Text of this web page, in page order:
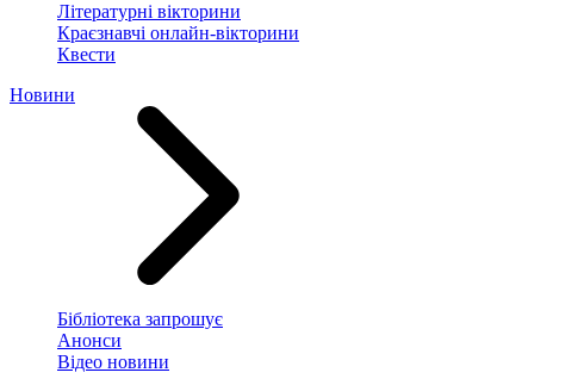
Літературні вікторини
Краєзнавчі онлайн-вікторини
Квести
Новини
Бібліотека запрошує
Анонси
Відео новини